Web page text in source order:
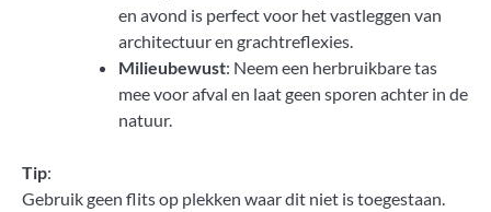
en avond is perfect voor het vastleggen van
architectuur en grachtreflexies.
Milieubewust: Neem een herbruikbare tas
mee voor afval en laat geen sporen achter in de
natuur.
Tip:
Gebruik geen flits op plekken waar dit niet is toegestaan.